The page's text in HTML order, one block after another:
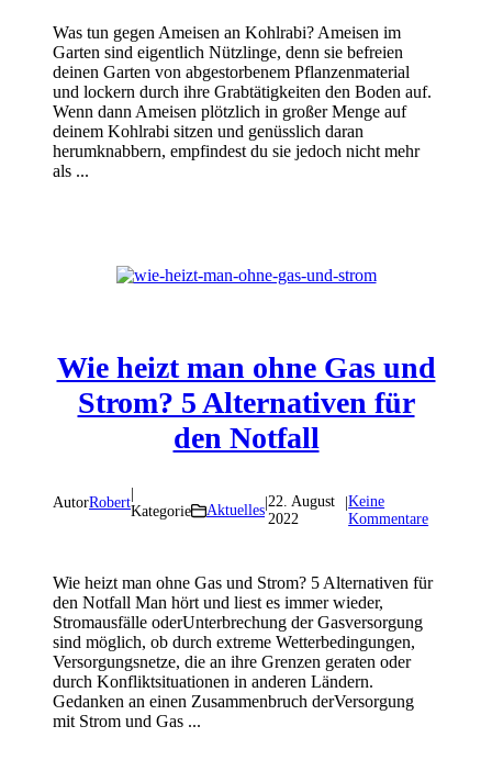
Was tun gegen Ameisen an Kohlrabi? Ameisen im
Garten sind eigentlich Nützlinge, denn sie befreien
deinen Garten von abgestorbenem Pflanzenmaterial
und lockern durch ihre Grabtätigkeiten den Boden auf.
Wenn dann Ameisen plötzlich in großer Menge auf
deinem Kohlrabi sitzen und genüsslich daran
herumknabbern, empfindest du sie jedoch nicht mehr
als ...
Wie heizt man ohne Gas und
Strom? 5 Alternativen für
den Notfall
AutorRobert
Kategorie
Aktuelles
22. August
2022
|Keine
Kommentare
Wie heizt man ohne Gas und Strom? 5 Alternativen für
den Notfall Man hört und liest es immer wieder,
Stromausfälle oderUnterbrechung der Gasversorgung
sind möglich, ob durch extreme Wetterbedingungen,
Versorgungsnetze, die an ihre Grenzen geraten oder
durch Konfliktsituationen in anderen Ländern.
Gedanken an einen Zusammenbruch derVersorgung
mit Strom und Gas ...